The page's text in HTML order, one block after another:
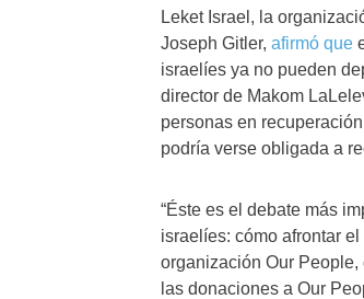
Leket Israel, la
Joseph Gitler, afirmó que
israelíes ya no pueden
director de Makom
personas en
podría verse obligada a
“Éste es el debate más
israelíes: cómo afrontar
organización Our
las donaciones a Our